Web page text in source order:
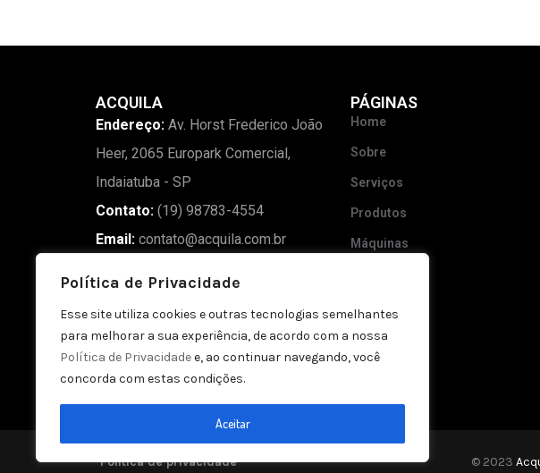
Política de Privacidade
Esse site utiliza cookies e outras tecnologias semelhantes
para melhorar a sua experiência, de acordo com a nossa
Política de Privacidadee, ao continuar navegando, você
concorda com estas condições.
Aceitar
ACQUILA
Endereço: Av. Horst Frederico João
Heer, 2065 Europark Comercial,
Indaiatuba - SP
Contato: (19) 98783-4554
Email: contato@acquila.com.br
PÁGINAS
Home
Sobre
Serviços
Produtos
Máquinas
Galeria
Contato
Política de privacidade © 2023